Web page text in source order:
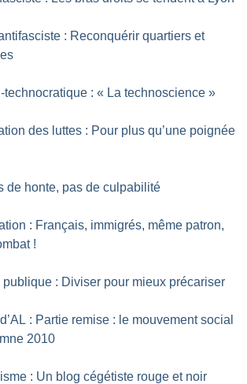
: Reconquérir quartiers et
technocratique : « La technoscience »
des luttes : Pour plus qu’une poignée
de honte, pas de culpabilité
: Français, immigrés, même patron,
!
publique : Diviser pour mieux précariser
: Partie remise : le mouvement social
2010
: Un blog cégétiste rouge et noir